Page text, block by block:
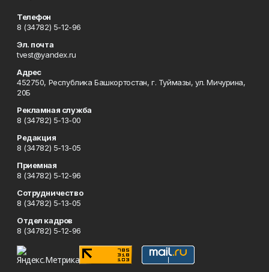
Телефон
8 (34782) 5-12-96
Эл. почта
tvest@yandex.ru
Адрес
452750, Республика Башкортостан, г. Туймазы, ул. Мичурина,
20Б
Рекламная служба
8 (34782) 5-13-00
Редакция
8 (34782) 5-13-05
Приемная
8 (34782) 5-12-96
Сотрудничество
8 (34782) 5-13-05
Отдел кадров
8 (34782) 5-12-96